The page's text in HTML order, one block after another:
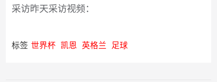
采访昨天采访视频：
标签 世界杯 凯恩 英格兰 足球